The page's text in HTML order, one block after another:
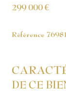
299 000 €
Référence
DE CE